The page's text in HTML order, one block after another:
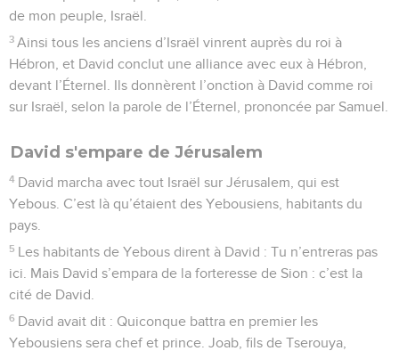
de mon peuple, Israël.
3 Ainsi tous les anciens d’Israël vinrent auprès du roi à
Hébron, et David conclut une alliance avec eux à Hébron,
devant l’Éternel. Ils donnèrent l’onction à David comme roi
sur Israël, selon la parole de l’Éternel, prononcée par Samuel.
David s'empare de Jérusalem
4 David marcha avec tout Israël sur Jérusalem, qui est
Yebous. C’est là qu’étaient des Yebousiens, habitants du
pays.
5 Les habitants de Yebous dirent à David : Tu n’entreras pas
ici. Mais David s’empara de la forteresse de Sion : c’est la
cité de David.
6 David avait dit : Quiconque battra en premier les
Yebousiens sera chef et prince. Joab, fils de Tserouya,